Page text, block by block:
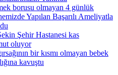
borusu olmayan 4 günlük
Yapılan Başarılı Ameliyatla
Şehir Hastanesi kas
oluyor
bir kısmı olmayan bebek
kavuştu